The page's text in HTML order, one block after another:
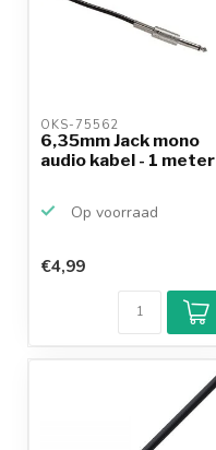
OKS-75562
6,35mm Jack mono
audio kabel - 1 meter
Op voorraad
€4,99